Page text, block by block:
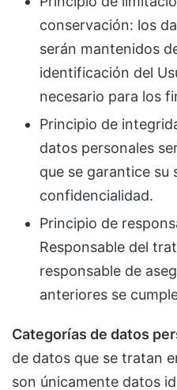
conservación: los
serán mantenidos
identificación del
necesario para los
Principio de
datos personales
que se garantice su
confidencialidad.
Principio de
Responsable del
responsable de
anteriores se
Categorías de datos
de datos que se tratan
son únicamente datos